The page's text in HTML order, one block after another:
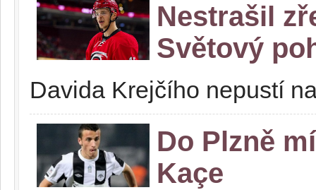
Nestrašil
Světový
Davida Krejčího nepustí
Do Plzně
Kaçe